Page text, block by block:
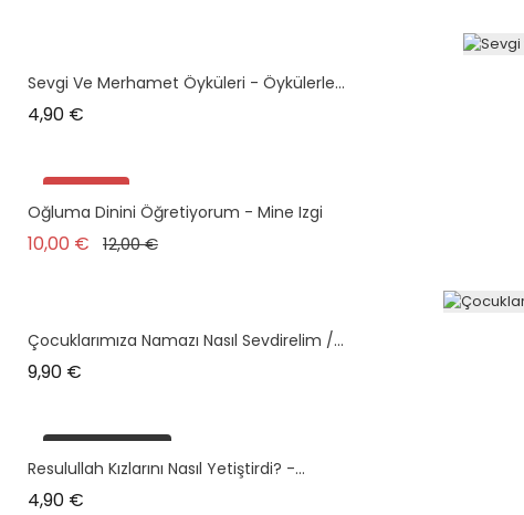
Sevgi Ve Merhamet Öyküleri - Öykülerle...
4,90 €
Promo !
plus en stock
Oğluma Dinini Öğretiyorum - Mine Izgi
10,00 € Prix de base
12,00 €Prix
Çocuklarımıza Namazı Nasıl Sevdirelim /...
9,90 €
plus en stock
Resulullah Kızlarını Nasıl Yetiştirdi? -...
4,90 €